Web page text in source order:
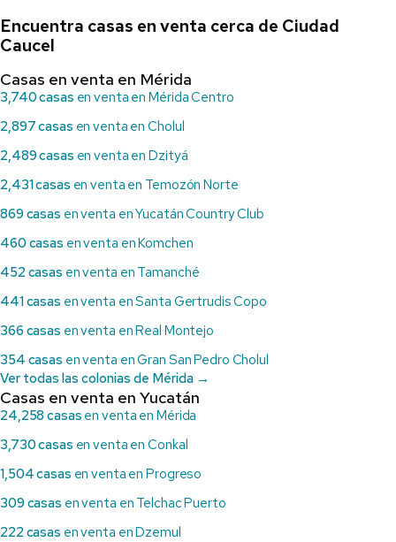
Encuentra casas en venta cerca de Ciudad
Caucel
Casas en venta en Mérida
3,740 casas en venta en Mérida Centro
2,897 casas en venta en Cholul
2,489 casas en venta en Dzityá
2,431 casas en venta en Temozón Norte
869 casas en venta en Yucatán Country Club
460 casas en venta en Komchen
452 casas en venta en Tamanché
441 casas en venta en Santa Gertrudis Copo
366 casas en venta en Real Montejo
354 casas en venta en Gran San Pedro Cholul
Ver todas las colonias de Mérida →
Casas en venta en Yucatán
24,258 casas en venta en Mérida
3,730 casas en venta en Conkal
1,504 casas en venta en Progreso
309 casas en venta en Telchac Puerto
222 casas en venta en Dzemul